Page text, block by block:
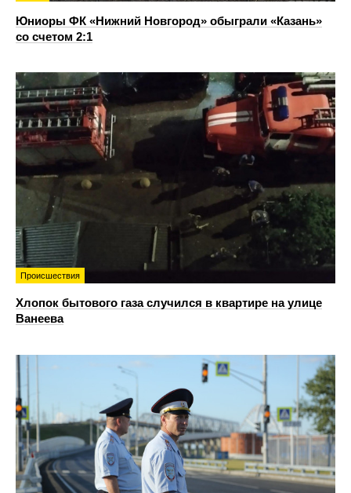
Юниоры ФК «Нижний Новгород» обыграли «Казань»
со счетом 2:1
Происшествия
Хлопок бытового газа случился в квартире на улице
Ванеева